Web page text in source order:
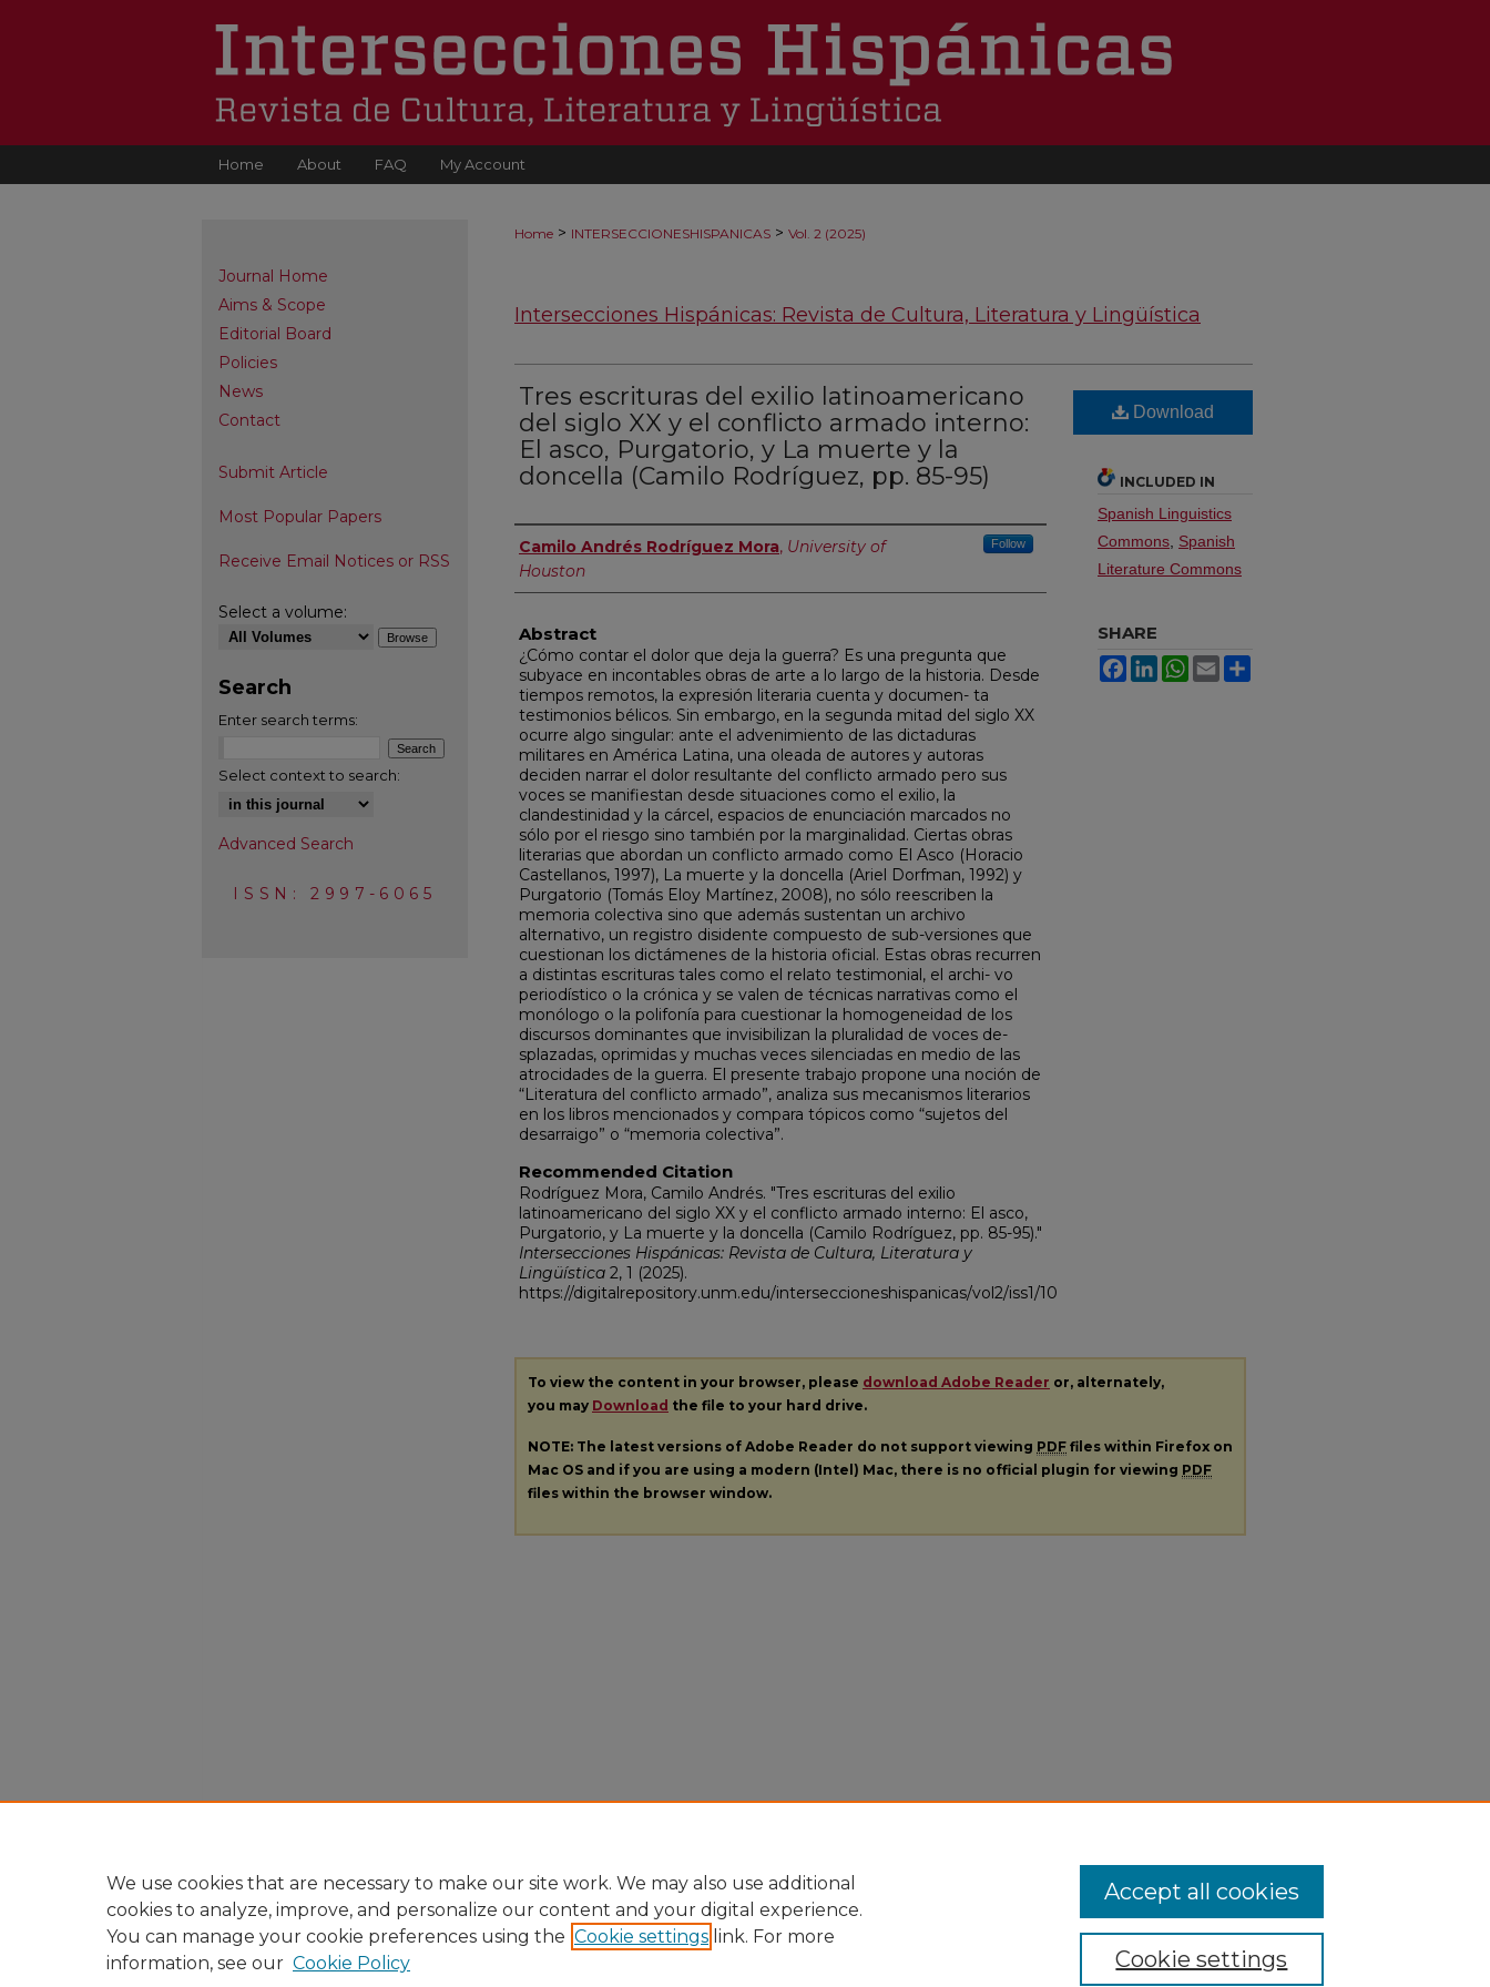
Home About FAQ My Account
Home > INTERSECCIONESHISPANICAS > Vol. 2 (2025)
Intersecciones Hispánicas: Revista de Cultura, Literatura y Lingüística
Tres escrituras del exilio latinoamericano
del siglo XX y el conflicto armado interno:
El asco, Purgatorio, y La muerte y la
doncella (Camilo Rodríguez, pp. 85-95)
Authors
Camilo Andrés Rodríguez Mora, University of
Houston
Follow
Abstract
¿Cómo contar el dolor que deja la guerra? Es una pregunta que
subyace en incontables obras de arte a lo largo de la historia. Desde
tiempos remotos, la expresión literaria cuenta y documen- ta
testimonios bélicos. Sin embargo, en la segunda mitad del siglo XX
ocurre algo singular: ante el advenimiento de las dictaduras
militares en América Latina, una oleada de autores y autoras
deciden narrar el dolor resultante del conflicto armado pero sus
voces se manifiestan desde situaciones como el exilio, la
clandestinidad y la cárcel, espacios de enunciación marcados no
sólo por el riesgo sino también por la marginalidad. Ciertas obras
literarias que abordan un conflicto armado como El Asco (Horacio
Castellanos, 1997), La muerte y la doncella (Ariel Dorfman, 1992) y
Purgatorio (Tomás Eloy Martínez, 2008), no sólo reescriben la
memoria colectiva sino que además sustentan un archivo
alternativo, un registro disidente compuesto de sub-versiones que
cuestionan los dictámenes de la historia oficial. Estas obras recurren
a distintas escrituras tales como el relato testimonial, el archi- vo
periodístico o la crónica y se valen de técnicas narrativas como el
monólogo o la polifonía para cuestionar la homogeneidad de los
discursos dominantes que invisibilizan la pluralidad de voces de-
splazadas, oprimidas y muchas veces silenciadas en medio de las
atrocidades de la guerra. El presente trabajo propone una noción de
“Literatura del conflicto armado”, analiza sus mecanismos literarios
en los libros mencionados y compara tópicos como “sujetos del
desarraigo” o “memoria colectiva”.
Recommended Citation
Rodríguez Mora, Camilo Andrés. "Tres escrituras del exilio
latinoamericano del siglo XX y el conflicto armado interno: El asco,
Purgatorio, y La muerte y la doncella (Camilo Rodríguez, pp. 85-95)."
Intersecciones Hispánicas: Revista de Cultura, Literatura y
Lingüística 2, 1 (2025).
https://digitalrepository.unm.edu/interseccioneshispanicas/vol2/iss1/10
Download
INCLUDED IN
Spanish Linguistics
Commons, Spanish
Literature Commons
SHARE
FacebookLinkedInWhatsApp
Email
To view the content in your browser, please download Adobe Reader or, alternately,
you may Download the file to your hard drive.
NOTE: The latest versions of Adobe Reader do not support viewing PDF files within Firefox on
Mac OS and if you are using a modern (Intel) Mac, there is no official plugin for viewing PDF
files within the browser window.
Journal Home
Aims & Scope
Editorial Board
Policies
News
Contact
Submit Article
Most Popular Papers
Receive Email Notices or RSS
Select a volume:
Search
Enter search terms:
Select context to search:
Advanced Search
ISSN: 2997-6065
We use cookies that are necessary to make our site work. We may also use additional
cookies to analyze, improve, and personalize our content and your digital experience.
You can manage your cookie preferences using the Cookie settings link. For more
information, see our Cookie Policy Cookie settings
Accept all cookies